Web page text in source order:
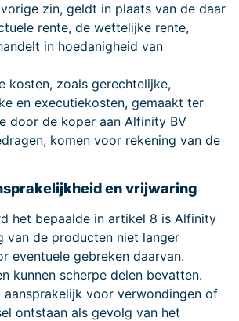
zin, geldt in plaats van de daar
rente, de wettelijke rente,
in hoedanigheid van
kosten, zoals gerechtelijke,
en executiekosten, gemaakt ter
door de koper aan Alfinity BV
komen voor rekening van de
en vrijwaring
het bepaalde in artikel 8 is Alfinity
van de producten niet langer
eventuele gebreken daarvan.
kunnen scherpe delen bevatten.
aansprakelijk voor verwondingen of
ontstaan als gevolg van het